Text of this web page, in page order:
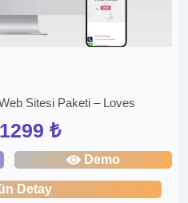
Sitesi Paketi – Loves
1299 ₺
Demo
Detay